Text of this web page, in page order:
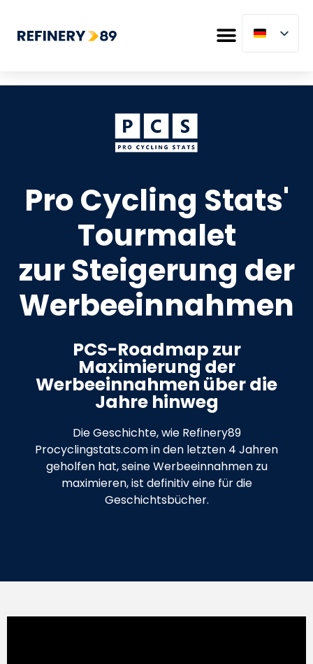
Pro Cycling Stats'
Tourmalet
zur Steigerung der
Werbeeinnahmen
PCS-Roadmap zur
Maximierung der
Werbeeinnahmen über die
Jahre hinweg
Die Geschichte, wie Refinery89
Procyclingstats.com in den letzten 4 Jahren
geholfen hat, seine Werbeeinnahmen zu
maximieren, ist definitiv eine für die
Geschichtsbücher.